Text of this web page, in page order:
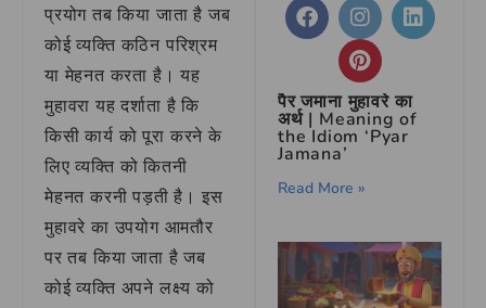
प्रयोग तब किया जाता है जब
कोई व्यक्ति कठिन परिश्रम
या मेहनत करता है। यह
मुहावरा यह दर्शाता है कि
किसी कार्य को पूरा करने के
लिए व्यक्ति को कितनी
मेहनत करनी पड़ती है। इस
मुहावरे का उपयोग आमतौर
पर तब किया जाता है जब
कोई व्यक्ति अपने लक्ष्य को
पैर जमाना मुहावरे का
अर्थ | Meaning of
the Idiom ‘Pyar
Jamana’
Read More »